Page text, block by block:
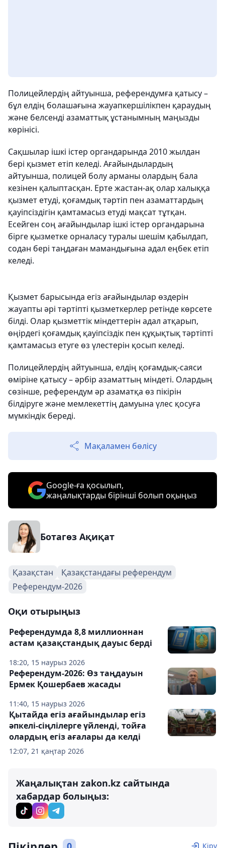
Полицейлердің айтуынша, референдумға қатысу –
бұл елдің болашағына жауапкершілікпен қараудың
және белсенді азаматтық ұстанымның маңызды
көрінісі.
Сақшылар ішкі істер органдарында 2010 жылдан
бері қызмет етіп келеді. Ағайындылардың
айтуынша, полицей болу арманы олардың бала
кезінен қалыптасқан. Ерте жастан-ақ олар халыққа
қызмет етуді, қоғамдық тәртіп пен азаматтардың
қауіпсіздігін қамтамасыз етуді мақсат тұтқан.
Есейген соң ағайындылар ішкі істер органдарына
бірге қызметке орналасу туралы шешім қабылдап,
содан бері таңдаған мамандығына адал еңбек етіп
келеді.
Қызмет барысында егіз ағайындылар өздерін
жауапты әрі тәртіпті қызметкерлер ретінде көрсете
білді. Олар қызметтік міндеттерін адал атқарып,
өңірдегі қоғамдық қауіпсіздік пен құқықтық тәртіпті
қамтамасыз етуге өз үлестерін қосып келеді.
Полицейлердің айтуынша, елдің қоғамдық-саяси
өміріне қатысу – әрбір азаматтың міндеті. Олардың
сөзінше, референдум әр азаматқа өз пікірін
білдіруге және мемлекеттің дамуына үлес қосуға
мүмкіндік береді.
Мақаламен бөлісу
Google-ға қосылып,
жаңалықтарды бірінші болып оқыңыз
Ботагөз Ақиқат
Қазақстан
Қазақстандағы референдум
Референдум-2026
Оқи отырыңыз
18:20, 15 наурыз 2026
Референдумда 8,8 миллионнан
астам қазақстандық дауыс берді
11:40, 15 наурыз 2026
Референдум-2026: Өз таңдауын
Ермек Қошербаев жасады
12:07, 21 қаңтар 2026
Қытайда егіз ағайындылар егіз
әпкелі-сіңлілерге үйленді, тойға
олардың егіз ағалары да келді
Жаңалықтан zakon.kz сайтында
хабардар болыңыз:
Кіру